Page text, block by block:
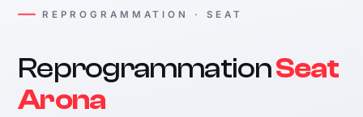
REPROGRAMMATION · SEAT
ReprogrammationSeat
Arona